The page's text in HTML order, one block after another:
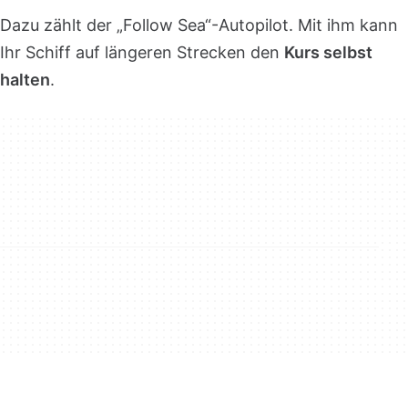
Dazu zählt der „Follow Sea“-Autopilot. Mit ihm kann
Ihr Schiff auf längeren Strecken den Kurs selbst
halten.